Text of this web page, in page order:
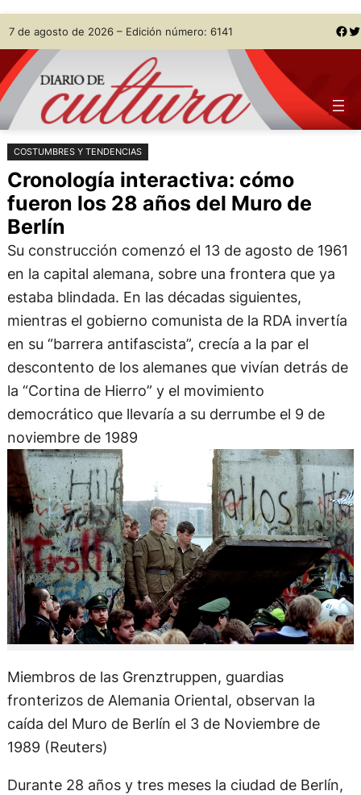
Saltar
al
contenido
Skip
to
content
7 de agosto de 2026 – Edición número: 6141 Facebook Twitter
COSTUMBRES Y TENDENCIAS
Cronología interactiva: cómo
fueron los 28 años del Muro de
Berlín
Su construcción comenzó el 13 de agosto de 1961
en la capital alemana, sobre una frontera que ya
estaba blindada. En las décadas siguientes,
mientras el gobierno comunista de la RDA invertía
en su “barrera antifascista”, crecía a la par el
descontento de los alemanes que vivían detrás de
la “Cortina de Hierro” y el movimiento
democrático que llevaría a su derrumbe el 9 de
noviembre de 1989
Miembros de las Grenztruppen, guardias
fronterizos de Alemania Oriental, observan la
caída del Muro de Berlín el 3 de Noviembre de
1989 (Reuters)
Durante 28 años y tres meses la ciudad de Berlín,